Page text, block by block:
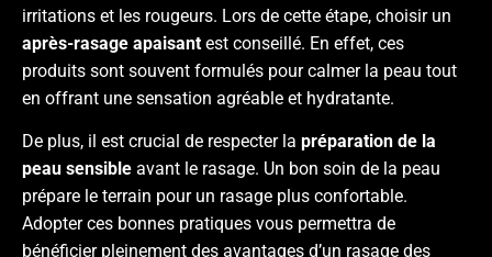
irritations et les rougeurs. Lors de cette étape, choisir un
après-rasage apaisant est conseillé. En effet, ces
produits sont souvent formulés pour calmer la peau tout
en offrant une sensation agréable et hydratante.
De plus, il est crucial de respecter la préparation de la
peau sensible avant le rasage. Un bon soin de la peau
prépare le terrain pour un rasage plus confortable.
Adopter ces bonnes pratiques vous permettra de
bénéficier pleinement des avantages d’un rasage des